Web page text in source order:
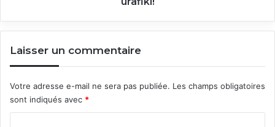
Laisser un commentaire
Votre adresse e-mail ne sera pas publiée. Les champs obligatoires
sont indiqués avec *